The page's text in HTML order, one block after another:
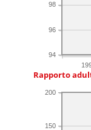
94
96
98
Rapporto
150
200